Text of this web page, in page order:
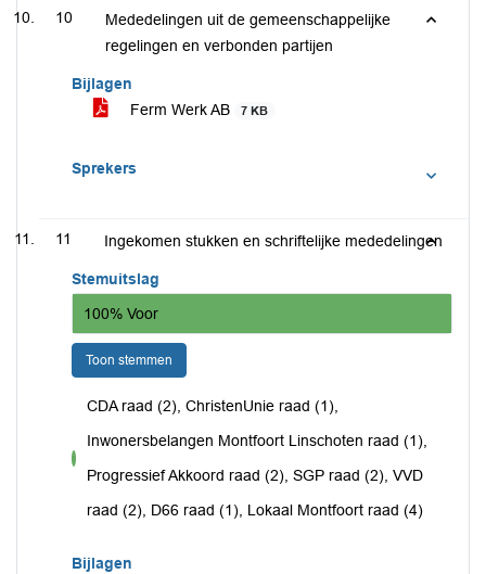
10
Mededelingen uit de gemeenschappelijke
regelingen en verbonden partijen
Bijlagen
Ferm Werk AB
7 KB
Sprekers
11 Ingekomen stukken en schriftelijke mededelingen
Stemuitslag
100% Voor
Toon stemmen
voor
CDA raad (2), ChristenUnie raad (1),
Inwonersbelangen Montfoort Linschoten raad (1),
Progressief Akkoord raad (2), SGP raad (2), VVD
raad (2), D66 raad (1), Lokaal Montfoort raad (4)
Bijlagen